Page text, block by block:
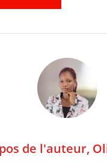
de l'auteur,